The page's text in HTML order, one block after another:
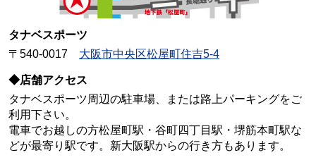
タナベスポーツ
〒540-0017 大阪市中央区松屋町住吉5-4
◆店舗アクセス
タナベスポーツ周辺の駐車場、または路上パーキングをご
利用下さい。
電車でお越しの方松屋町駅・谷町四丁目駅・堺筋本町駅な
どが最寄り駅です。新大阪駅からの行き方もあります。